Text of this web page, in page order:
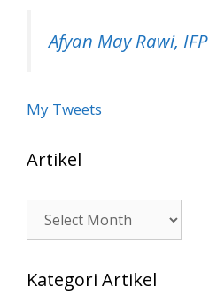
Afyan May Rawi, IFP
My Tweets
Artikel
Artikel
Kategori Artikel